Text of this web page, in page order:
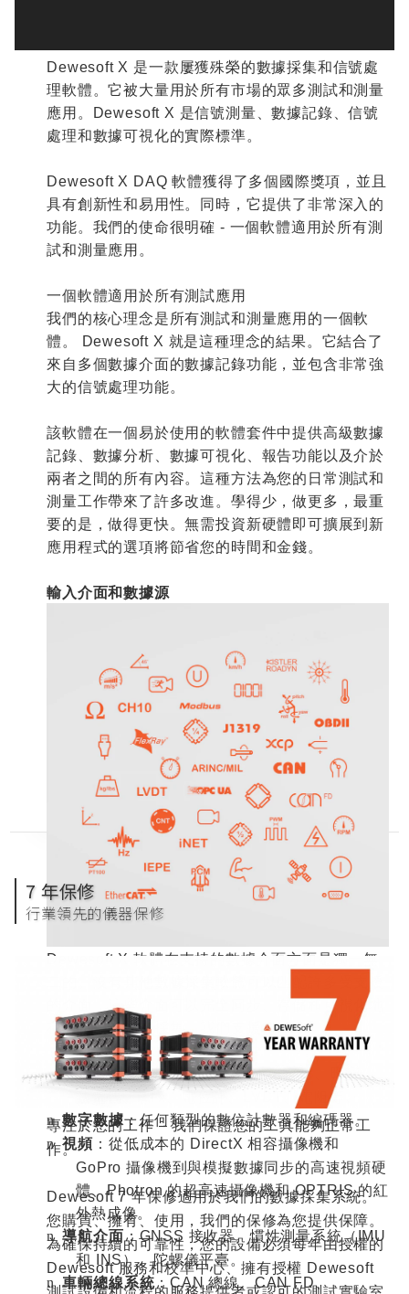
Dewesoft X 是一款屢獲殊榮的數據採集和信號處
理軟體。它被大量用於所有市場的眾多測試和測量
應用。
Dewesoft X 是信號測量、數據記錄、信號
處理和數據可視化的實際標準。
Dewesoft X DAQ軟體獲得了多個國際獎項，並且
具有創新性和易用性。同時，它提供了非常深入的
功能。我們的使命很明確 - 一個軟體適用於所有測
試和測量應用。
一個軟體適用於所有測試應用
我們的核心理念是所有測試和測量應用的一個軟
體。
Dewesoft X 就是這種理念的結果。它結合了
來自多個數據介面的數據記錄功能，並包含非常強
大的信號處理功能。
該軟體在一個易於使用的軟體套件中提供高級數據
記錄、數據分析、數據可視化、報告功能以及介於
兩者之間的所有內容。這種方法為您的日常測試和
測量工作帶來了許多改進。學得少，做更多，最重
要的是，做得更快。無需投資新硬體即可擴展到新
應用程式的選項將節省您的時間和金錢。
輸入介面和數據源
Dewesoft X軟體在支持的數據介面方面是獨一無
的介面，這些介面可以完全同步、存儲和可視化地
在同一數據檔中採集。我們支援：
n 模擬數據：電壓、電流、IEPE、電荷、應變、
熱電偶、 PTx
、電阻等。
n 數字數據：任何類型的數位計數器和編碼器。
n 視頻 ：從低成本的 DirectX相容攝像機和
GoPro攝像機到與模擬數據同步的高速視頻硬
體、Photron的超高速攝像機和OPTRIS的紅
外熱成像。
n 導航介面：GNSS 接收器。慣性測量系統（IMU
和 INS）、陀螺儀平臺。
n 車輛總線系統：CAN總線、CAN FD、
7 年保修
行業領先的儀器保修
專注於您的工作 – 我們保證您的工具能夠正常工
作。
Dewesoft 7年保修適用於我們的數據採集系統。
您購買、擁有、使用，我們的保修為您提供保障。
為確保持續的可靠性，您的設備必須每年由授權的
Dewesoft服務和校準中心、擁有授權 Dewesoft